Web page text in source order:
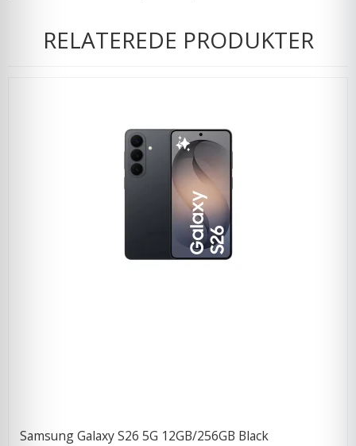
RELATEREDE PRODUKTER
Samsung Galaxy S26 5G 12GB/256GB Black